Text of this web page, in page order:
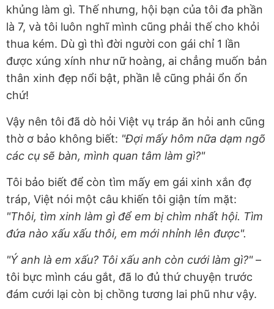
khủng làm gì. Thế nhưng, hội bạn của tôi đa phần
là 7, và tôi luôn nghĩ mình cũng phải thế cho khỏi
thua kém. Dù gì thì đời người con gái chỉ 1 lần
được xúng xính như nữ hoàng, ai chẳng muốn bản
thân xinh đẹp nổi bật, phần lễ cũng phải ổn ổn
chứ!
Vậy nên tôi đã dò hỏi Việt vụ tráp ăn hỏi anh cũng
thờ ơ bảo không biết: "Đợi mấy hôm nữa dạm ngõ
các cụ sẽ bàn, mình quan tâm làm gì?"
Tôi bảo biết để còn tìm mấy em gái xinh xắn đợ
tráp, Việt nói một câu khiến tôi giận tím mặt:
"Thôi, tìm xinh làm gì để em bị chìm nhất hội. Tìm
đứa nào xấu xấu thôi, em mới nhỉnh lên được".
"Ý anh là em xấu? Tôi xấu anh còn cưới làm gì?"–
tôi bực mình cáu gắt, đã lo đủ thứ chuyện trước
đám cưới lại còn bị chồng tương lai phũ như vậy.